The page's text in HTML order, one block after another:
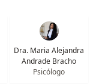
Dra. Maria Alejandra
Andrade Bracho
Psicólogo